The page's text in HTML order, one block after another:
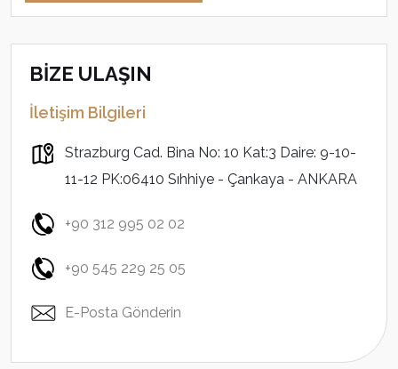
BİZE ULAŞIN
İletişim Bilgileri
Strazburg Cad. Bina No: 10 Kat:3 Daire: 9-10-
11-12 PK:06410 Sıhhiye - Çankaya - ANKARA
+90 312 995 02 02
+90 545 229 25 05
E-Posta Gönderin